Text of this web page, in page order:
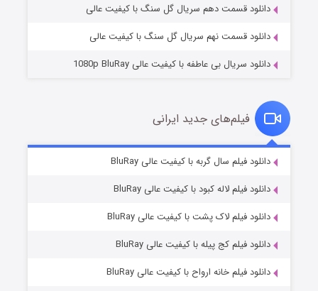
قسمت۷ (زیرنویس) منتشر شد
دانلود قسمت دهم سریال گل سنگ با کیفیت عالی
دانلود قسمت نهم سریال گل سنگ با کیفیت عالی
دانلود سریال بی عاطفه با کیفیت عالی 1080p BluRay
فیلم‌های جدید ایرانی
دانلود فیلم سال گربه با کیفیت عالی BluRay
دانلود فیلم لاله کبود با کیفیت عالی BluRay
دانلود فیلم لاک پشت با کیفیت عالی BluRay
دانلود فیلم کج‌ پیله با کیفیت عالی BluRay
دانلود فیلم خانه ارواح با کیفیت عالی BluRay